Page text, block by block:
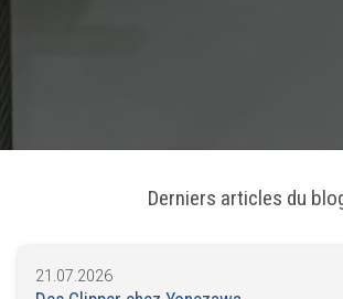
Derniers articles du
21.07.2026